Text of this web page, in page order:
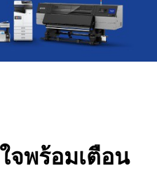
จพร้อมเตือน